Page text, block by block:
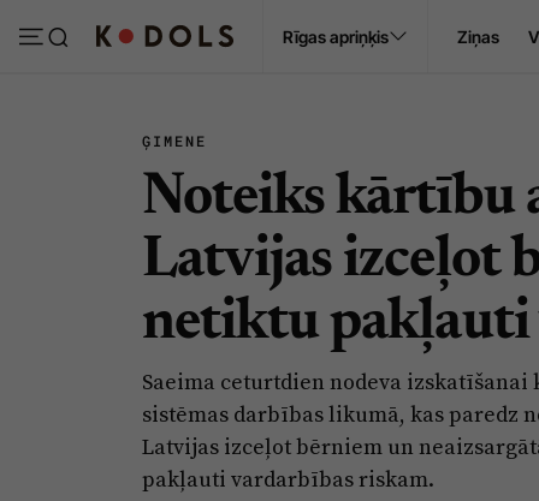
Rīgas apriņķis Ziņas
ĢIMENE
Noteiks kārtību
Latvijas izceļot
netiktu pakļauti
Saeima ceturtdien nodeva
sistēmas darbības likumā, kas
Latvijas izceļot bērniem un
pakļauti vardarbības riskam.